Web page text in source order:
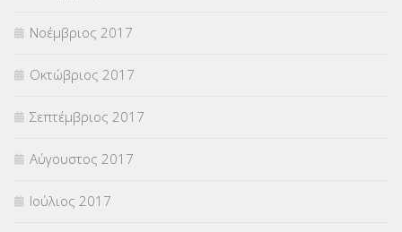
Νοέμβριος 2017
Οκτώβριος 2017
Σεπτέμβριος 2017
Αύγουστος 2017
Ιούλιος 2017